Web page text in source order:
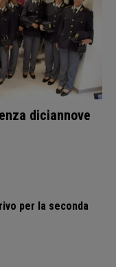
diciannove
per la seconda